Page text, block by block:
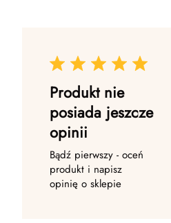
Produkt nie
posiada jeszcze
opinii
Bądź pierwszy - oceń
produkt i napisz
opinię o sklepie